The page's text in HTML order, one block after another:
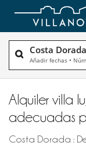
Costa Dorada
Añadir fechas •
Alquiler villa
adecuadas
Costa Dorada :